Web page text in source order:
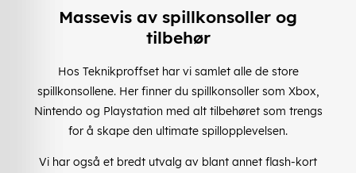
Massevis av spillkonsoller og
tilbehør
Hos Teknikproffset har vi samlet alle de store
spillkonsollene. Her finner du spillkonsoller som Xbox,
Nintendo og Playstation med alt tilbehøret som trengs
for å skape den ultimate spillopplevelsen.
Vi har også et bredt utvalg av blant annet flash-kort